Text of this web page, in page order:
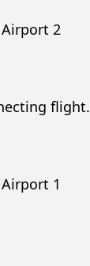
2
flight.
1